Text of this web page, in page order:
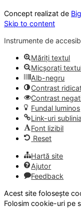
Concept realizat de
Skip to content
Instrumente de
Măriți textul
Micșorați
Alb-negru
Contrast
Contrast
Fundal luminos
Link-uri
Font lizibil
Reset
Hartă site
Ajutor
Feedback
Acest site folosește
Folosim cookie-uri pe